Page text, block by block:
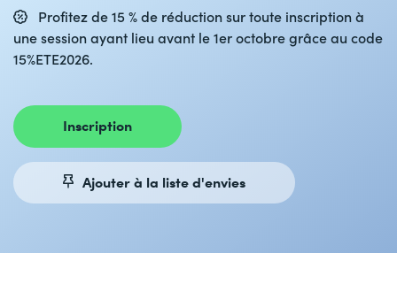
Profitez de 15 % de réduction sur toute inscription à
une session ayant lieu avant le 1er octobre grâce au code
15%ETE2026.
Inscription
Ajouter à la liste d'envies